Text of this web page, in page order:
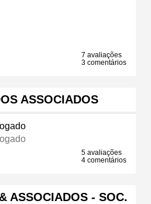
7 avaliações
3 comentários
ASSOCIADOS
5 avaliações
4 comentários
ASSOCIADOS - SOC.